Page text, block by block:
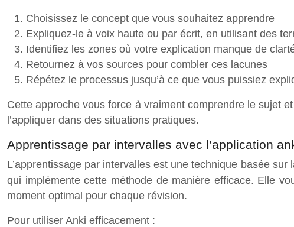
Choisissez le concept que vous souhaitez apprendre
Expliquez-le à voix haute ou par écrit, en utilisant des
Identifiez les zones où votre explication manque de
Retournez à vos sources pour combler ces lacunes
Répétez le processus jusqu’à ce que vous puissiez
Cette approche vous force à vraiment comprendre le sujet
l’appliquer dans des situations pratiques.
Apprentissage par intervalles avec l’application
L’apprentissage par intervalles est une technique basée
qui implémente cette méthode de manière efficace. Elle
moment optimal pour chaque révision.
Pour utiliser Anki efficacement :